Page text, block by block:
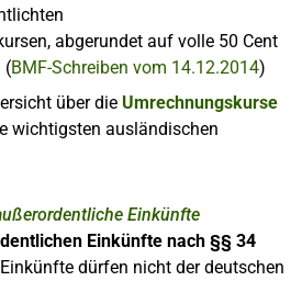
abgerundet auf volle 50 Cent
(BMF-Schreiben vom 14.12.2014)
über die Umrechnungskurse
wichtigsten ausländischen
Einkünfte
Einkünfte nach §§ 34
dürfen nicht der deutschen